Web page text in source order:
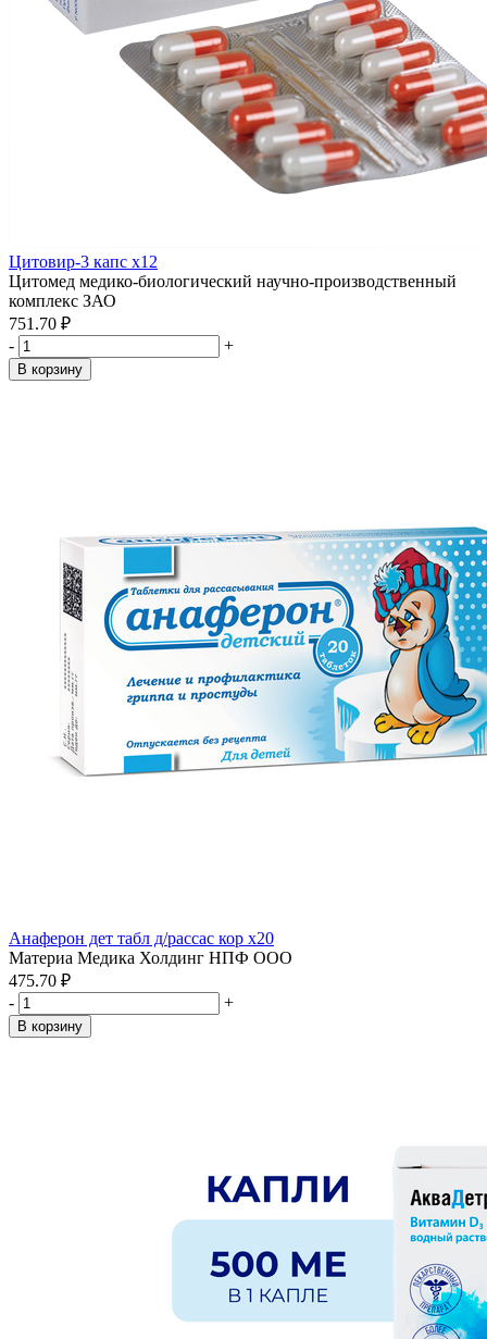
Цитовир-3 капс x12
Цитомед медико-биологический научно-производственный
комплекс ЗАО
751.70 ₽
-
+
В корзину
Анаферон дет табл д/рассас кор x20
Материа Медика Холдинг НПФ ООО
475.70 ₽
-
+
В корзину